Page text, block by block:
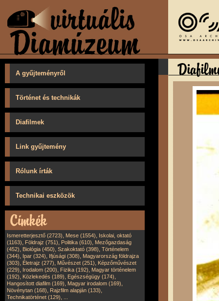
A gyűjteményről
Történet és technikák
Diafilmek
Link gyűjtemény
Rólunk írták
Technikai eszközök
Ismeretterjesztő (2723), Mese (1554), Iskolai, oktató
(1163), Földrajz (751), Politika (610), Mezőgazdaság
(452), Biológia (450), Szakoktató (398), Történelem
(344), Ipar (324), Ifjúsági (308), Magyarország földrajza
(303), Életrajz (277), Művészet (251), Képzőművészet
(229), Irodalom (200), Fizika (192), Magyar történelem
(192), Közlekedés (189), Egészségügy (174),
Hangosított diafilm (169), Magyar irodalom (169),
Növénytan (168), Rajzfilm alapján (133),
Technikatörténet (129),